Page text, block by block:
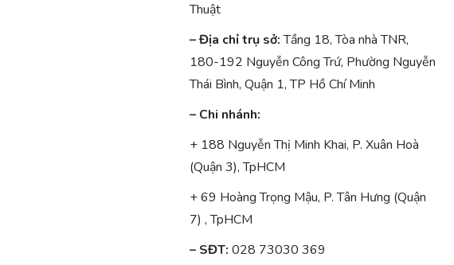
Thuật
– Địa chỉ trụ sở:Tầng 18, Tòa nhà TNR,
180-192 Nguyễn Công Trứ, Phường Nguyễn
Thái Bình, Quận 1, TP Hồ Chí Minh
– Chi nhánh:
+ 188 Nguyễn Thị Minh Khai, P. Xuân Hoà
(Quận 3), TpHCM
+ 69 Hoàng Trọng Mậu, P. Tân Hưng (Quận
7) , TpHCM
– SĐT: 028 73030 369